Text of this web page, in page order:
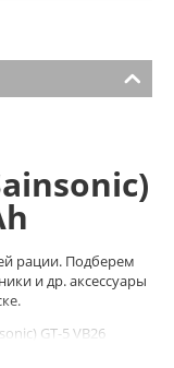
рации. Подберем
и др. аксессуары
GT-5 VB26